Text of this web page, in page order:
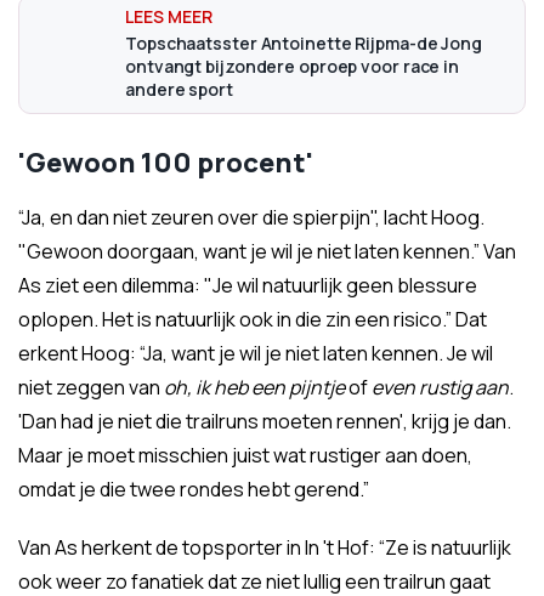
Topschaatsster Antoinette Rijpma-de Jong
ontvangt bijzondere oproep voor race in
andere sport
'Gewoon 100 procent'
“Ja, en dan niet zeuren over die spierpijn", lacht Hoog.
"Gewoon doorgaan, want je wil je niet laten kennen.” Van
As ziet een dilemma: "Je wil natuurlijk geen blessure
oplopen. Het is natuurlijk ook in die zin een risico.” Dat
erkent Hoog: “Ja, want je wil je niet laten kennen. Je wil
niet zeggen van oh, ik heb een pijntjeofeven rustig aan.
'Dan had je niet die trailruns moeten rennen', krijg je dan.
Maar je moet misschien juist wat rustiger aan doen,
omdat je die twee rondes hebt gerend.”
Van As herkent de topsporter in In 't Hof: “Ze is natuurlijk
ook weer zo fanatiek dat ze niet lullig een trailrun gaat